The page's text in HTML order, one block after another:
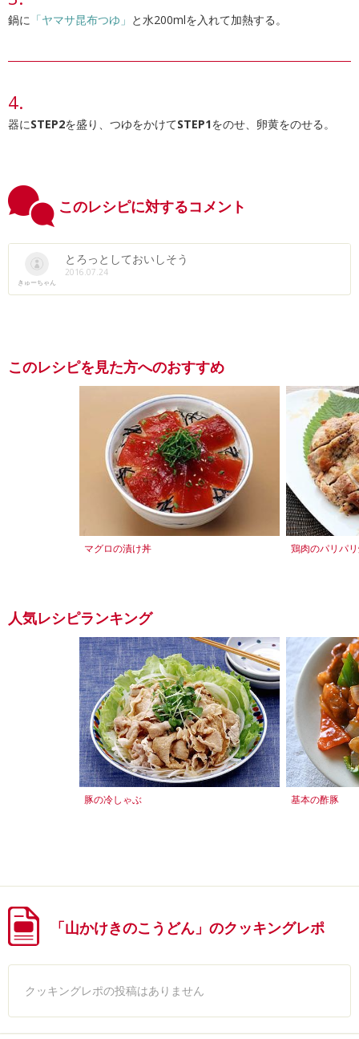
鍋に 「ヤマサ昆布つゆ」 と水200mlを入れて加熱する。
器にSTEP2を盛り、つゆをかけてSTEP1をのせ、卵黄をのせる。
このレシピに対するコメント
きゅーちゃん
とろっとしておいしそう
2016.07.24
このレシピを見た方へのおすすめ
マグロの漬け丼 鶏肉のパリパ
人気レシピランキング
豚の冷しゃぶ 基本の酢豚
「山かけきのこうどん」のクッキングレポ
クッキングレポの投稿はありません